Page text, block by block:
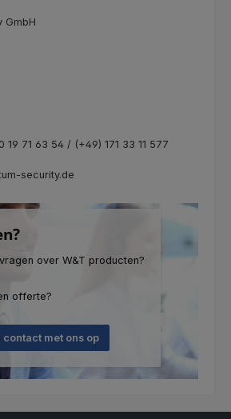
GmbH
19 71 63 54 / (+49) 171 33 11 577
security.de
over W&T producten?
offerte?
contact met ons op